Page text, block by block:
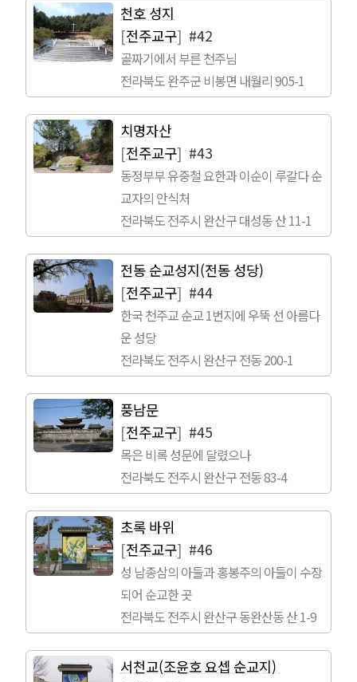
천호 성지
[전주교구] #42
골짜기에서 부른 천주님
전라북도 완주군 비봉면 내월리 905-1
치명자산
[전주교구] #43
동정부부 유중철 요한과 이순이 루갈다 순
교자의 안식처
전라북도 전주시 완산구 대성동 산 11-1
전동 순교성지(전동 성당)
[전주교구] #44
한국 천주교 순교 1번지에 우뚝 선 아름다
운 성당
전라북도 전주시 완산구 전동 200-1
풍남문
[전주교구] #45
목은 비록 성문에 달렸으나
전라북도 전주시 완산구 전동 83-4
초록 바위
[전주교구] #46
성 남종삼의 아들과 홍봉주의 아들이 수장
되어 순교한 곳
전라북도 전주시 완산구 동완산동 산 1-9
서천교(조윤호 요셉 순교지)